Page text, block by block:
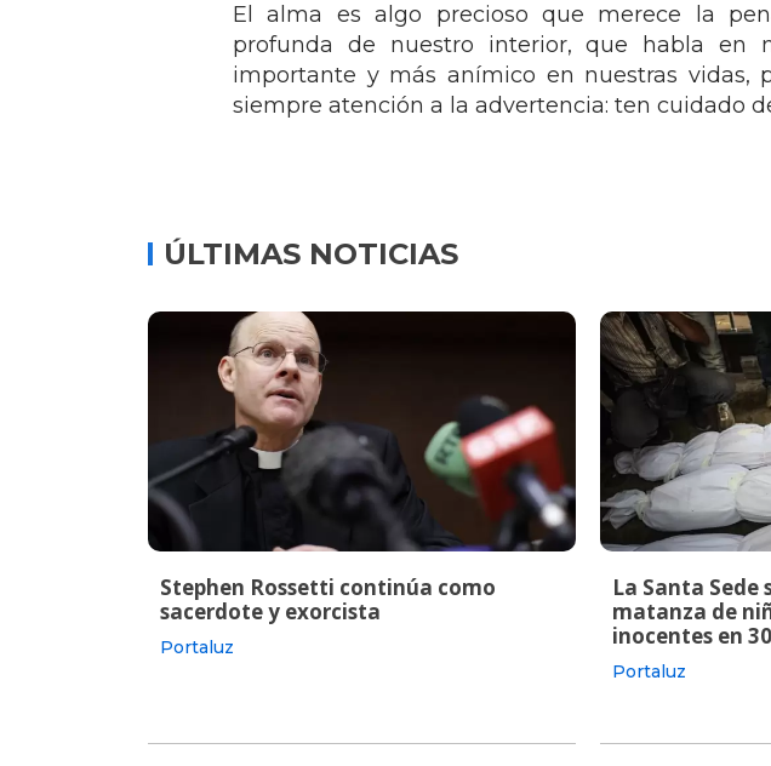
El alma es algo precioso que merece la
profunda de nuestro interior, que habla en
importante y más anímico en nuestras vidas,
siempre atención a la advertencia: ten cuidado
ÚLTIMAS NOTICIAS
Stephen Rossetti continúa como
sacerdote y exorcista
Portaluz
La Santa Sede
matanza de
inocentes en
Portaluz